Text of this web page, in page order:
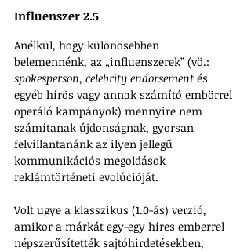
Influenszer 2.5
Anélkül, hogy különösebben
belemennénk, az „influenszerek” (vö.:
spokesperson, celebrity endorsement és
egyéb hírös vagy annak számító embörrel
operáló kampányok) mennyire nem
számítanak újdonságnak, gyorsan
felvillantanánk az ilyen jellegű
kommunikációs megoldások
reklámtörténeti evolúcióját.
Volt ugye a klasszikus (1.0-ás) verzió,
amikor a márkát egy-egy híres emberrel
népszerűsítették sajtóhirdetésekben,